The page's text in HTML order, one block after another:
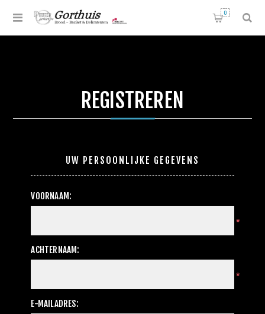
0
REGISTREREN
UW PERSOONLIJKE GEGEVENS
VOORNAAM:
*
ACHTERNAAM:
*
E-MAILADRES: